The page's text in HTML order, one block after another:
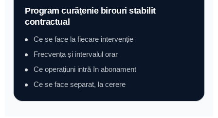
Program curățenie birouri stabilit
contractual
Ce se face la fiecare intervenție
Frecvența și intervalul orar
Ce operațiuni intră în abonament
Ce se face separat, la cerere